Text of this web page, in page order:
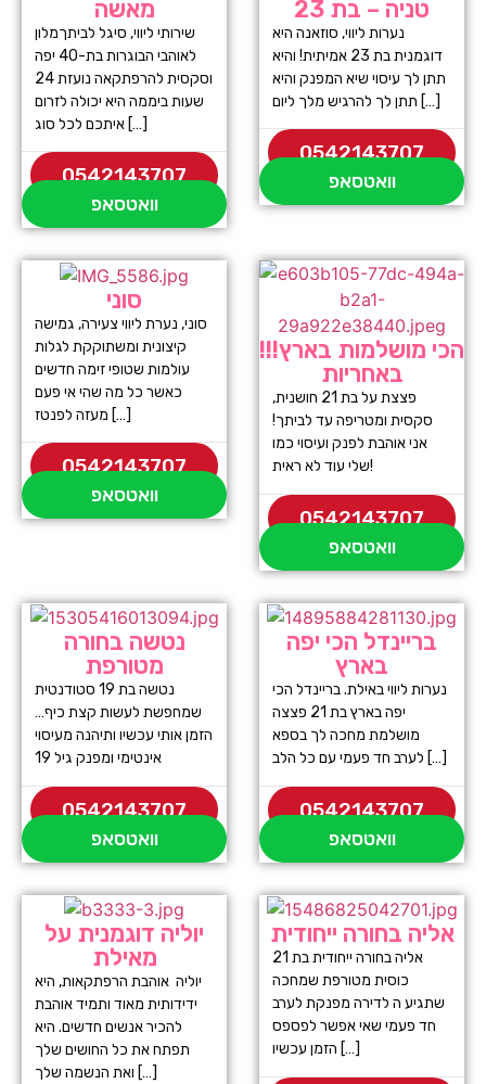
מאשה
שירותי ליווי, סיגל לביתךמלון
לאוהבי הבוגרות בת-40 יפה
וסקסית להרפתקאה נועזת 24
שעות ביממה היא יכולה לזרום
איתכם לכל סוג […]
0542143707
וואטסאפ
טניה – בת 23
נערות ליווי, סוזאנה היא
דוגמנית בת 23 אמיתית! והיא
תתן לך עיסוי שיא המפנק והיא
תתן לך להרגיש מלך ליום […]
0542143707
וואטסאפ
סוני
סוני, נערת ליווי צעירה, גמישה
קיצונית ומשתוקקת לגלות
עולמות שטופי זימה חדשים
כאשר כל מה שהי אי פעם
מעזה לפנטז […]
0542143707
וואטסאפ
הכי מושלמות בארץ!!!
באחריות
פצצת על בת 21 חושנית,
סקסית ומטריפה עד לביתך!
אני אוהבת לפנק ועיסוי כמו
שלי עוד לא ראית!
0542143707
וואטסאפ
נטשה בחורה
מטורפת
נטשה בת 19 סטודנטית
שמחפשת לעשות קצת כיף…
הזמן אותי עכשיו ותיהנה מעיסוי
אינטימי ומפנק גיל 19
0542143707
וואטסאפ
בריינדל הכי יפה
בארץ
נערות ליווי באילת. בריינדל הכי
יפה בארץ בת 21 פצצה
מושלמת מחכה לך בספא
לערב חד פעמי עם כל הלב […]
0542143707
וואטסאפ
יוליה דוגמנית על
מאילת
יוליה אוהבת הרפתקאות, היא
ידידותית מאוד ותמיד אוהבת
להכיר אנשים חדשים. היא
תפתח את כל החושים שלך
ואת הנשמה שלך […]
אליה בחורה ייחודית
אליה בחורה ייחודית בת 21
כוסית מטורפת שמחכה
שתגיע ה לדירה מפנקת לערב
חד פעמי שאי אפשר לפספס
הזמן עכשיו […]